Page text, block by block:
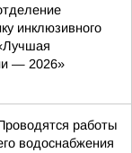
инклюзивного
— 2026»
работы
водоснабжения